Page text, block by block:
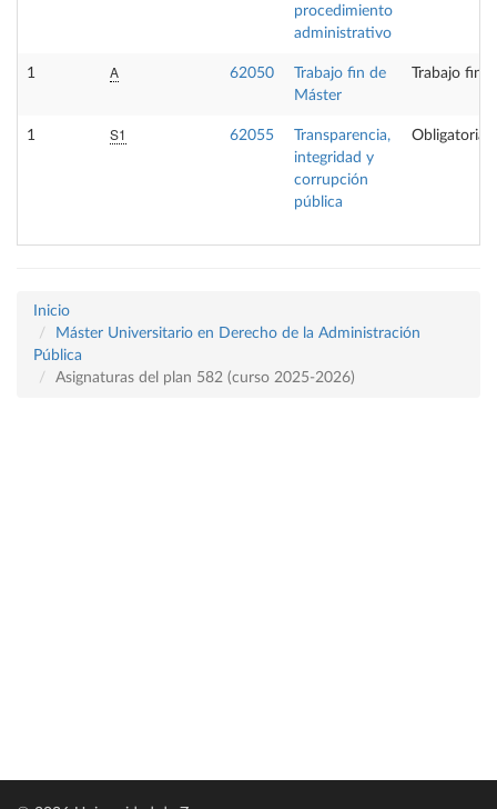
procedimiento
administrativo
1 A 62050
Trabajo fin de
Máster
Trabajo fin
1 S1 62055
Transparencia,
integridad y
corrupción
pública
Obligatoria
Inicio
Máster Universitario en Derecho de la Administración
Pública
Asignaturas del plan 582 (curso 2025-2026)